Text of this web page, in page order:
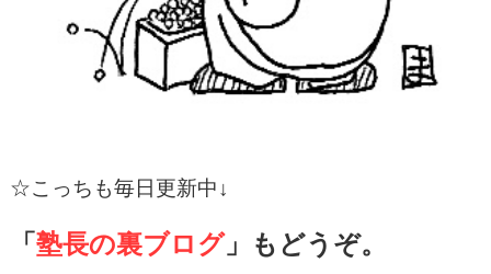
☆こっちも毎日更新中↓
「塾長の裏ブログ」もどうぞ。